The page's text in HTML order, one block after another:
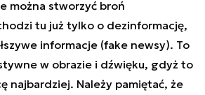
można stworzyć broń
tu już tylko o dezinformację,
informacje (fake newsy). To
w obrazie i dźwięku, gdyż to
najbardziej. Należy pamiętać, że